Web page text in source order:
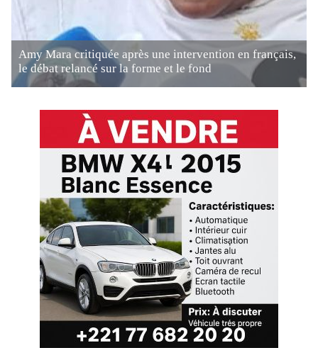
Amy Mara critiquée après une intervention en français,
le débat relancé sur la forme et le fond